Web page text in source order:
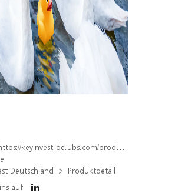
keyinvest-de.ubs.com/produkt/detail/index/isin/DE000WA8NM75
Deutschland
Produktdetail
auf